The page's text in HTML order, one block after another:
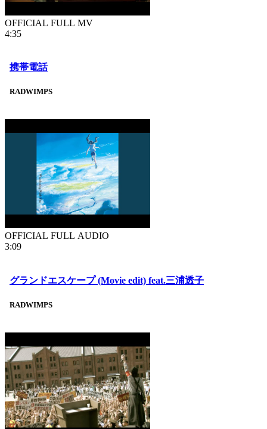
OFFICIAL FULL MV
4:35
携帯電話
RADWIMPS
OFFICIAL FULL AUDIO
3:09
グランドエスケープ (Movie edit) feat.三浦透子
RADWIMPS